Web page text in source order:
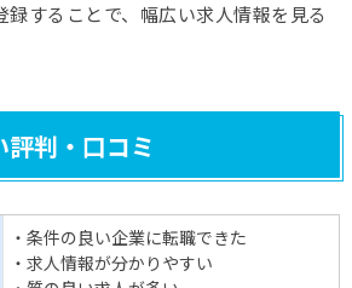
録することで、幅広い求人情報を見る
判・口コミ
・条件の良い企業に転職できた
・求人情報が分かりやすい